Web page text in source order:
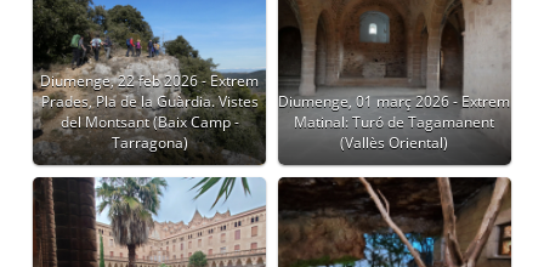
Diumenge, 22 feb 2026 - Extrem
Prades, Pla de la Guàrdia. Vistes
del Montsant (Baix Camp -
Tarragona)
Diumenge, 01 març 2026 - Extrem
Matinal: Turó de Tagamanent
(Vallès Oriental)